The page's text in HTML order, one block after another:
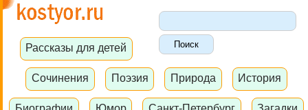
Рассказы для детей
Сочинения Поэзия Природа История